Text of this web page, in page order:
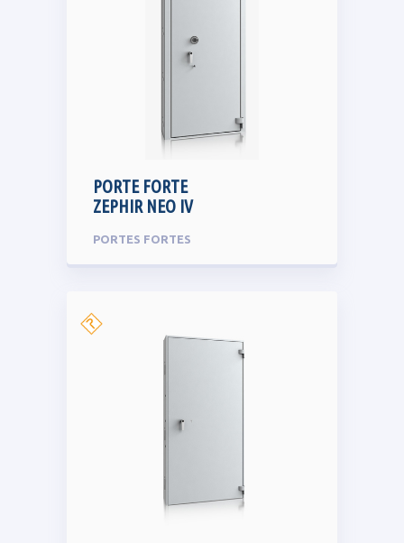
PORTE FORTE
ZEPHIR NEO IV
PORTES FORTES